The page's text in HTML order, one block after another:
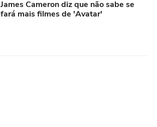
James Cameron diz que não sabe se
fará mais filmes de 'Avatar'